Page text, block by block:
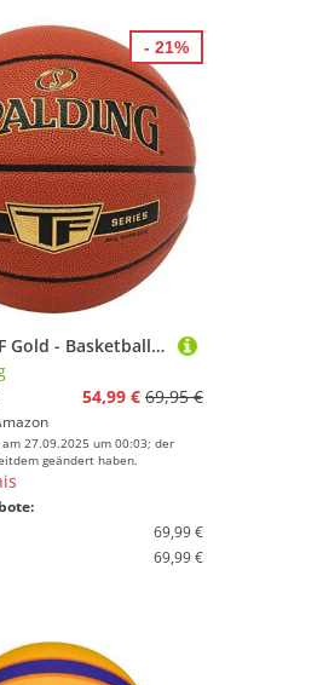
Spalding - TF Gold - Basketball - Größe 5 - Basketball - Zertifizierter Ball - Material ZK Composite - Indoor und Outdoor - Anti-Rutsch - Ausgezeichneter Grip
54,99 € 69,95 €
27.09.2025 um 00:03; der
geändert haben.
69,99 €
69,99 €
- 21%